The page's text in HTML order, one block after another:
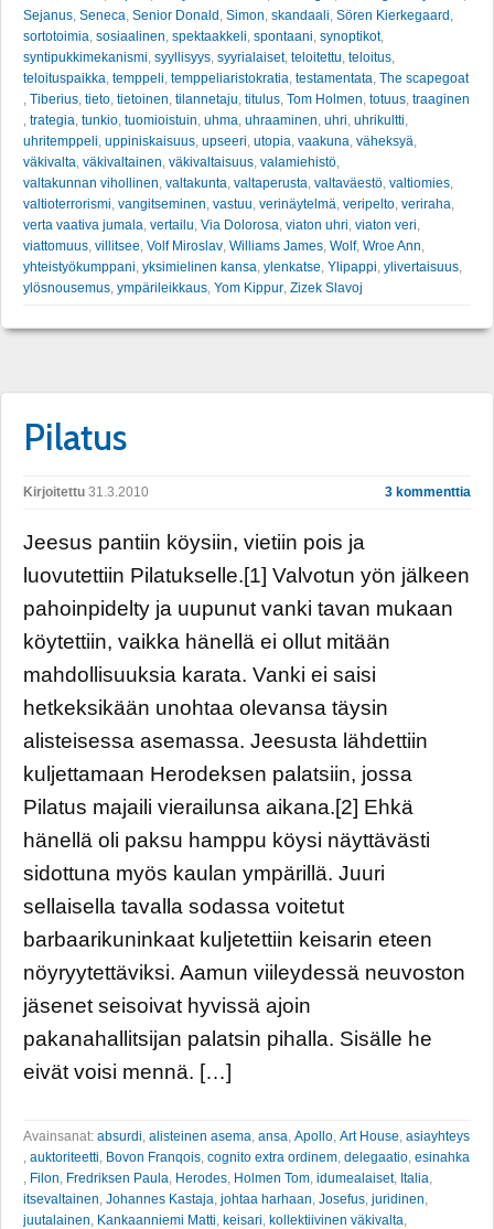
Sejanus Seneca Senior Donald Simon skandaali Sören Kierkegaard
sortotoimia sosiaalinen spektaakkeli spontaani synoptikot,
syntipukkimekanismi syyllisyys syyrialaiset, teloitettu teloitus
teloituspaikka temppeli temppeliaristokratia testamentata The scapegoat
Tiberius tieto tietoinen tilannetaju titulus Tom Holmen totuus traaginen
trategia tunkio tuomioistuin uhma uhraaminen uhri uhrikultti
uhritemppeli uppiniskaisuus upseeri utopia vaakuna väheksyä
väkivalta väkivaltainen väkivaltaisuus valamiehistö
valtakunnan vihollinen valtakunta valtaperusta valtaväestö valtiomies
valtioterrorismi vangitseminen vastuu verinäytelmä veripelto veriraha
verta vaativa jumala vertailu Via Dolorosa viaton uhri viaton veri
viattomuus villitsee Volf Miroslav Williams James Wolf, Wroe Ann
yhteistyökumppani yksimielinen kansa ylenkatse Ylipappi ylivertaisuus
ylösnousemus ympärileikkaus Yom Kippur Zizek Slavoj
Pilatus
Kirjoitettu 31.3.2010 3 kommenttia
Jeesus pantiin köysiin, vietiin pois ja
luovutettiin Pilatukselle.[1] Valvotun yön jälkeen
pahoinpidelty ja uupunut vanki tavan mukaan
köytettiin, vaikka hänellä ei ollut mitään
mahdollisuuksia karata. Vanki ei saisi
hetkeksikään unohtaa olevansa täysin
alisteisessa asemassa. Jeesusta lähdettiin
kuljettamaan Herodeksen palatsiin, jossa
Pilatus majaili vierailunsa aikana.[2] Ehkä
hänellä oli paksu hamppu köysi näyttävästi
sidottuna myös kaulan ympärillä. Juuri
sellaisella tavalla sodassa voitetut
barbaarikuninkaat kuljetettiin keisarin eteen
nöyryytettäviksi. Aamun viileydessä neuvoston
jäsenet seisoivat hyvissä ajoin
pakanahallitsijan palatsin pihalla. Sisälle he
eivät voisi mennä. […]
Avainsanat: absurdi, alisteinen asema, ansa, Apollo, Art House, asiayhteys
, auktoriteetti, Bovon Franqois, cognito extra ordinem, delegaatio, esinahka
, Filon, Fredriksen Paula, Herodes, Holmen Tom, idumealaiset, Italia,
itsevaltainen, Johannes Kastaja, johtaa harhaan, Josefus, juridinen,
juutalainen, Kankaanniemi Matti, keisari, kollektiivinen väkivalta,